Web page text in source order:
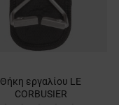
Θήκη εργαλίου LE
CORBUSIER